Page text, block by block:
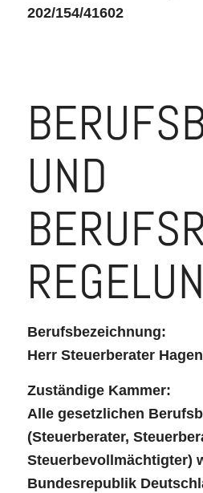
202/154/41602
UND
Berufsbezeichnung:
Herr Steuerberater
Zuständige Kammer:
Alle gesetzlichen
(Steuerberater,
Steuerbevollmächtigter)
Bundesrepublik